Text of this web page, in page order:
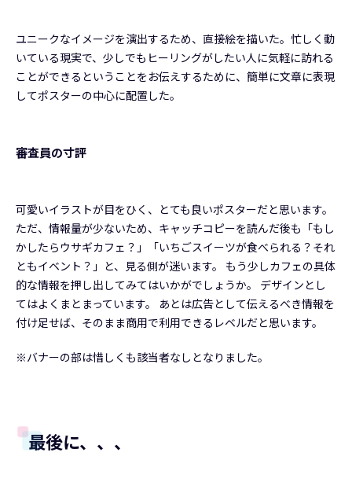
ユニークなイメージを演出するため、直接絵を描いた。忙しく動
いている現実で、少しでもヒーリングがしたい人に気軽に訪れる
ことができるということをお伝えするために、簡単に文章に表現
してポスターの中心に配置した。
審査員の寸評
可愛いイラストが目をひく、とても良いポスターだと思います。
ただ、情報量が少ないため、キャッチコピーを読んだ後も「もし
かしたらウサギカフェ？」「いちごスイーツが食べられる？それ
ともイベント？」と、見る側が迷います。 もう少しカフェの具体
的な情報を押し出してみてはいかがでしょうか。 デザインとし
てはよくまとまっています。 あとは広告として伝えるべき情報を
付け足せば、そのまま商用で利用できるレベルだと思います。
※バナーの部は惜しくも該当者なしとなりました。
最後に、、、